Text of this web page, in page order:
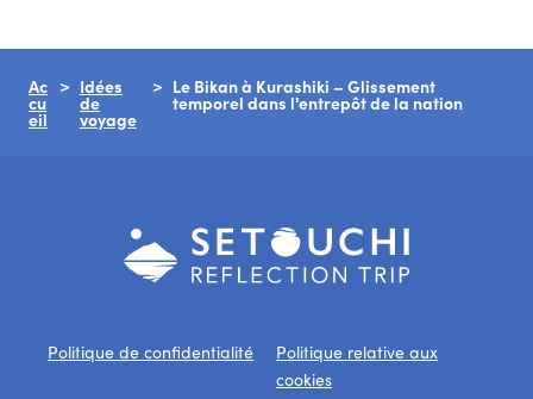
Ac
cu
eil
Idées
de
voyage
Le Bikan à Kurashiki – Glissement
temporel dans l'entrepôt de la nation
Politique de confidentialité
Politique relative aux
cookies